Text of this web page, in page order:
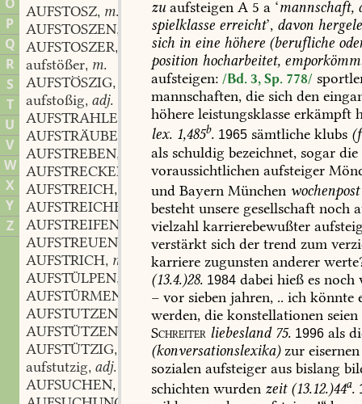
O
P
Q
R
S
T
U
V
W
X
Y
Z
AUFSTOSZ, m.
AUFSTOSZEN,
AUFSTOSZER,
aufstößer, m.
AUFSTÖSZIG,
aufstoßig, adj.
AUFSTRAHLEN
vb.
AUFSTRÄUBEN
vb.
AUFSTREBEN,
AUFSTRECKEN
AUFSTREICH,
AUFSTREICHEN
vb.
AUFSTREIFEN
AUFSTREUEN
AUFSTRICH, m.
AUFSTÜLPEN,
AUFSTÜRMEN
AUFSTUTZEN
AUFSTÜTZEN
AUFSTÜTZIG,
aufstutzig, adj.
AUFSUCHEN,
zu aufsteigen A 5 a ‘mannschaft,
spielklasse erreicht’, davon
sich in eine höhere (berufliche
position hocharbeitet,
aufsteigen: /Bd. 3, Sp. 778/
mannschaften, die sich den
höhere leistungsklasse erkämpft
lex. 1,485b. 1965 sämtliche klubs
als schuldig bezeichnet, sogar die
voraussichtlichen aufsteiger
und Bayern München wochenpost
besteht unsere gesellschaft noch
vielzahl karrierebewußter
verstärkt sich der trend zum
karriere zugunsten anderer
(13.4.)28. 1984 dabei hieß es noch
– vor sieben jahren, .. ich könnte
werden, die konstellationen seien
Schreiter liebesland75. 1996 als
(konversationslexika)zur eisernen
sozialen aufsteiger aus bislang
schichten wurden zeit(13.12.)44a.